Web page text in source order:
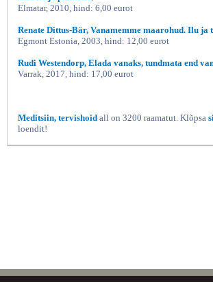
Elmatar, 2010, hind: 6,00 eurot
Renate Dittus-Bär, Vanamemme maarohud. Ilu ja
Egmont Estonia, 2003, hind: 12,00 eurot
Rudi Westendorp, Elada vanaks, tundmata end
Varrak, 2017, hind: 17,00 eurot
Meditsiin, tervishoid all on 3200 raamatut. Klõpsa
loendit!